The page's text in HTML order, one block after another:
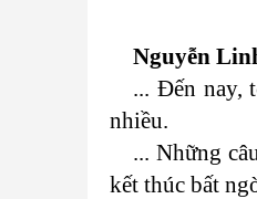
Nguyễn
... Đến nay,
nhiều.
... Những
kết thúc bất